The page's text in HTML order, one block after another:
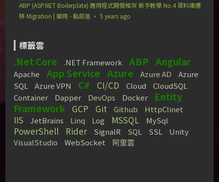
ABP (ASP.NET Boilerplate) 應用程式開發框架 新手教學 No.4 資料庫遷
移 Migration | 御用 - 點部落 ·5 years ago
標籤雲
.Net Core .NET Framework ABP Angular
Apache App Service Azure Azure AD
Azure
SQL
Azure VPN C# CI/CD Cloud
CloudSQL
Container
Dapper DevOps Docker
Entity
Framework
GCP Git Github HttpClinet
IIS JetBrains Linq Log MSSQL MySql
PowerShell Rider SignalR SQL SSL
Unity
VisualStudio
WebSocket 阿里雲